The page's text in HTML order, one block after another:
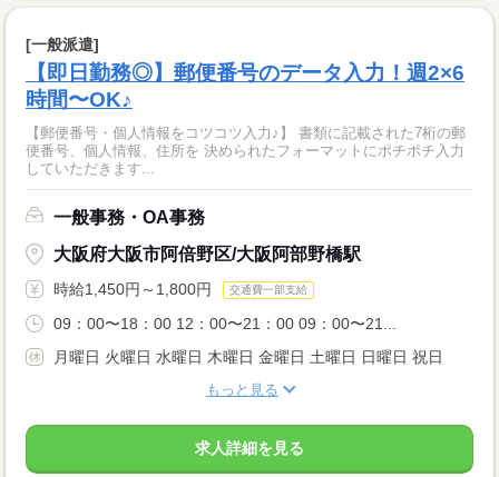
[一般派遣]
【即日勤務◎】郵便番号のデータ入力！週2×6
時間〜OK♪
【郵便番号・個人情報をコツコツ入力♪】 書類に記載された7桁の郵
便番号、個人情報、住所を 決められたフォーマットにポチポチ入力
していただきます...
一般事務・OA事務
大阪府大阪市阿倍野区/大阪阿部野橋駅
時給1,450円～1,800円 交通費一部支給
09：00〜18：00 12：00〜21：00 09：00〜21...
月曜日 火曜日 水曜日 木曜日 金曜日 土曜日 日曜日 祝日
もっと見る
求人詳細を見る